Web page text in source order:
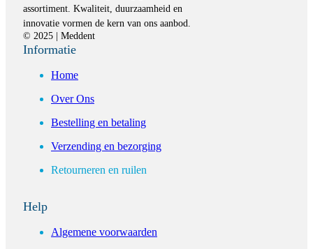
assortiment. Kwaliteit, duurzaamheid en
innovatie vormen de kern van ons aanbod.
© 2025 | Meddent
Informatie
Home
Over Ons
Bestelling en betaling
Verzending en bezorging
Retourneren en ruilen
Help
Algemene voorwaarden